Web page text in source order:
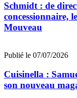
Schmidt : de
concessionnaire,
Mouveau
Publié le 07/07/2026
Cuisinella :
son nouveau